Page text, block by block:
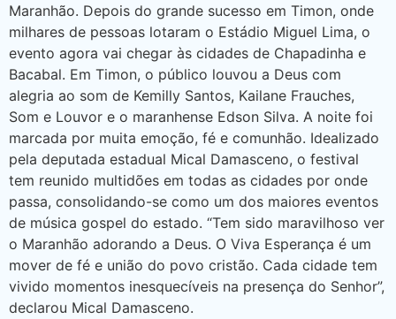
Maranhão. Depois do grande sucesso em Timon, onde
milhares de pessoas lotaram o Estádio Miguel Lima, o
evento agora vai chegar às cidades de Chapadinha e
Bacabal. Em Timon, o público louvou a Deus com
alegria ao som de Kemilly Santos, Kailane Frauches,
Som e Louvor e o maranhense Edson Silva. A noite foi
marcada por muita emoção, fé e comunhão. Idealizado
pela deputada estadual Mical Damasceno, o festival
tem reunido multidões em todas as cidades por onde
passa, consolidando-se como um dos maiores eventos
de música gospel do estado. “Tem sido maravilhoso ver
o Maranhão adorando a Deus. O Viva Esperança é um
mover de fé e união do povo cristão. Cada cidade tem
vivido momentos inesquecíveis na presença do Senhor”,
declarou Mical Damasceno.